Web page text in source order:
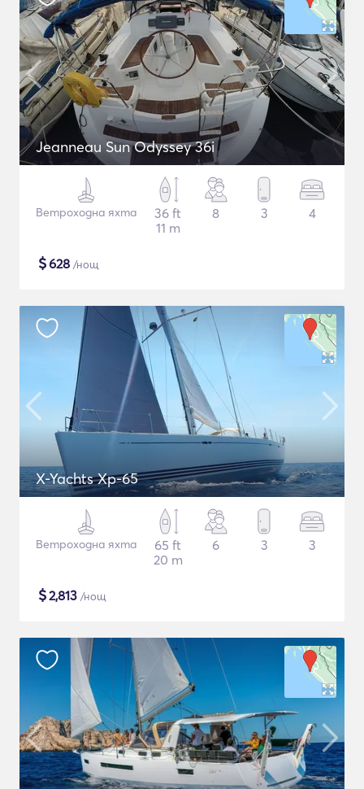
Jeanneau Sun Odyssey 36i
Ветроходна яхта
36 ft
11 m
8 3 4
$628 /нощ
X-Yachts Xp-65
Ветроходна яхта
65 ft
20 m
6 3 3
$2,813 /нощ